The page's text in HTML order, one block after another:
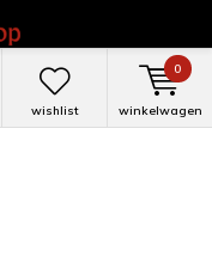
wishlist winkelwagen
0